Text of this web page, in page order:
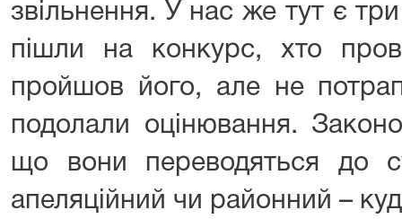
звільнення. У нас же тут є три
пішли на конкурс, хто
пройшов його, але не
подолали оцінювання.
що вони переводяться до
апеляційний чи районний –